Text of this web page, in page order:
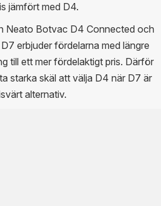
jämfört med D4.
Neato Botvac D4 Connected och
erbjuder fördelarna med längre
till ett mer fördelaktigt pris. Därför
starka skäl att välja D4 när D7 är
alternativ.